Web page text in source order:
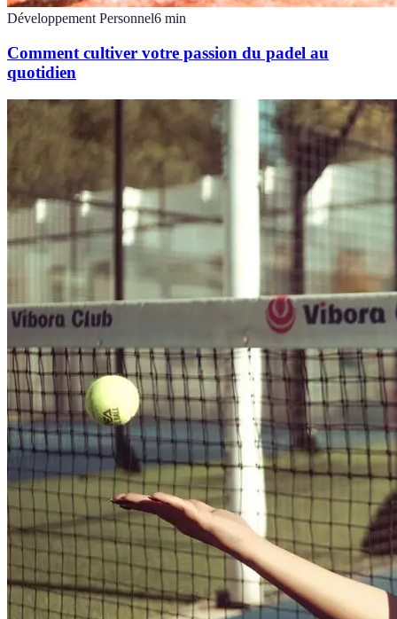
Développement Personnel6 min
Comment cultiver votre passion du padel au
quotidien